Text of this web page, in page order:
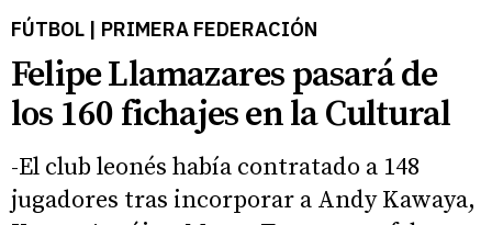
FÚTBOL | PRIMERA FEDERACIÓN
Felipe Llamazares pasará de
los 160 fichajes en la Cultural
-El club leonés había contratado a 148
jugadores tras incorporar a Andy Kawaya,